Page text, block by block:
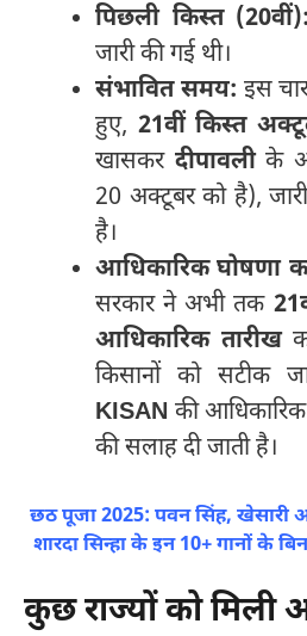
पिछली किस्त (20वीं):
जारी की गई थी।
संभावित समय: इस
हुए, 21वीं किस्त
खासकर दीपावलीके
20 अक्टूबर को है),
है।
आधिकारिक घोषणा
सरकार ने अभी तक
आधिकारिक तारीख
किसानों को सटीक
KISAN की
की सलाह दी जाती है।
छठ पूजा 2025: पवन सिंह, खेसारी
शारदा सिन्हा के इन 10+ गानों के
कुछ राज्यों को मिली